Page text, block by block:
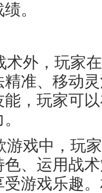
。
术外，玩家
准、移动
能，玩家可
游戏中，玩
、运用战
游戏乐趣